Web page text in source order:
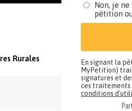
Rurales
Non, je
pétition
En signant la
MyPetition)
signatures et
ces traitements
conditions